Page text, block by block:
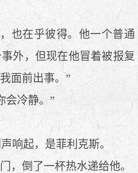
也在乎彼得。他一个普通
外，但现在他冒着被报复
面前出事。”
会冷静。”
响起，是菲利克斯。
，倒了一杯热水递给他。